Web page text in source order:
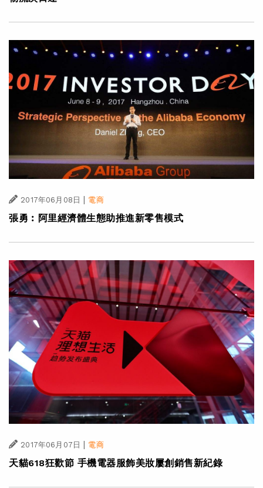
2017年06月08日 | 電商
張勇︰阿里經濟體生態助推進新零售模式
2017年06月07日 | 電商
天貓618狂歡節 手機電器服飾美妝屢創銷售新紀錄